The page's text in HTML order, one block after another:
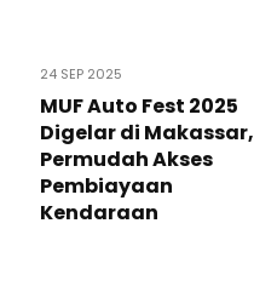
24 SEP 2025
MUF Auto Fest 2025
Digelar di Makassar,
Permudah Akses
Pembiayaan
Kendaraan